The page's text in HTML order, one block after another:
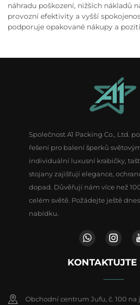
náhradu poškození, nižších nákladů
provozní efektivity a vyšší
podporuje opakované nákupy a
Společnost A1 Packing Co., Ltd.
řešení pro balení šperků
individuální luxusní krabičky,
stojany zajišťují elegance,
dopad. Důvěřují nám více než
celém světě. Požádejte ještě
nabídku.
KONTAKTUJTE
Obchodní centrum Jufu, č. 100 na